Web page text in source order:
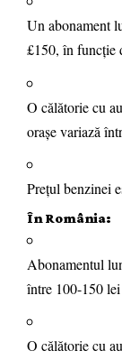
Un abonament
£150, în funcție
O călătorie cu
orașe variază
Prețul benzinei
În România:
Abonamentul
între 100-150
O călătorie cu